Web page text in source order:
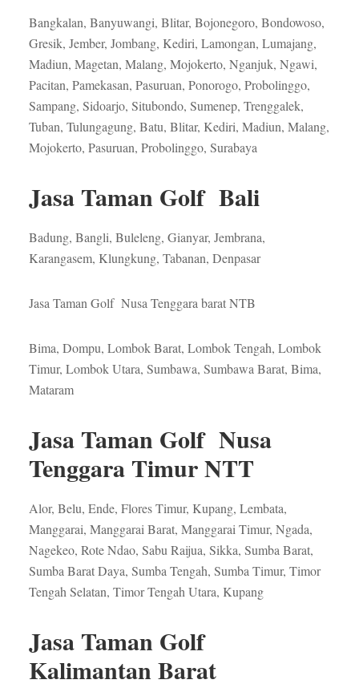
Bangkalan, Banyuwangi, Blitar, Bojonegoro, Bondowoso,
Gresik, Jember, Jombang, Kediri, Lamongan, Lumajang,
Madiun, Magetan, Malang, Mojokerto, Nganjuk, Ngawi,
Pacitan, Pamekasan, Pasuruan, Ponorogo, Probolinggo,
Sampang, Sidoarjo, Situbondo, Sumenep, Trenggalek,
Tuban, Tulungagung, Batu, Blitar, Kediri, Madiun, Malang,
Mojokerto, Pasuruan, Probolinggo, Surabaya
Jasa Taman Golf Bali
Badung, Bangli, Buleleng, Gianyar, Jembrana,
Karangasem, Klungkung, Tabanan, Denpasar
Jasa Taman Golf Nusa Tenggara barat NTB
Bima, Dompu, Lombok Barat, Lombok Tengah, Lombok
Timur, Lombok Utara, Sumbawa, Sumbawa Barat, Bima,
Mataram
Jasa Taman Golf Nusa
Tenggara Timur NTT
Alor, Belu, Ende, Flores Timur, Kupang, Lembata,
Manggarai, Manggarai Barat, Manggarai Timur, Ngada,
Nagekeo, Rote Ndao, Sabu Raijua, Sikka, Sumba Barat,
Sumba Barat Daya, Sumba Tengah, Sumba Timur, Timor
Tengah Selatan, Timor Tengah Utara, Kupang
Jasa Taman Golf
Kalimantan Barat